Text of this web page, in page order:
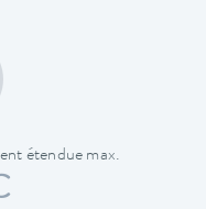
étendue max.